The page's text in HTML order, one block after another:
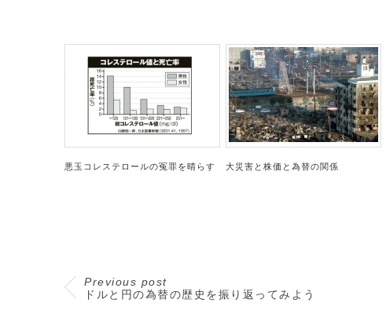
悪玉コレステロールの冤罪を晴らす 大災害と株価と為替の関係
Previous post
ドルと円の為替の歴史を振り返ってみよう